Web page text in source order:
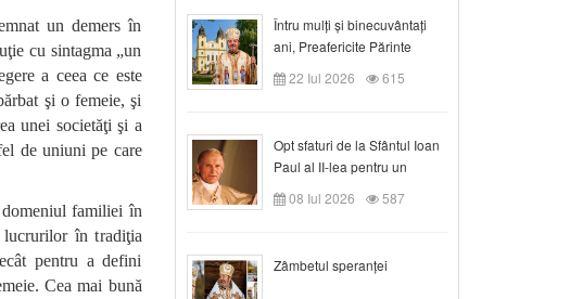
un demers în
cu sintagma „un
a ceea ce este
şi o femeie, şi
unei societăţi şi a
de uniuni pe care
domeniul familiei în
lucrurilor în tradiţia
pentru a defini
Cea mai bună
Întru mulți și binecuvântați
ani, Preafericite Părinte
Claudiu!
22 Iul 2026 615
Opt sfaturi de la Sfântul Ioan
Paul al II-lea pentru un
creștin
08 Iul 2026 587
Zâmbetul speranței